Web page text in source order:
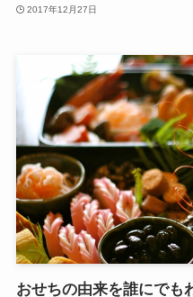
2017年12月27日
おせちの由来を誰にでも